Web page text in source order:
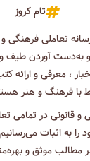
تام کروز
تعاملی فرهنگی
آوردن طیف
، معرفی و ارائه
با فرهنگ و هنر
و قانونی در تمامی
را به اثبات
مطالب موثق و